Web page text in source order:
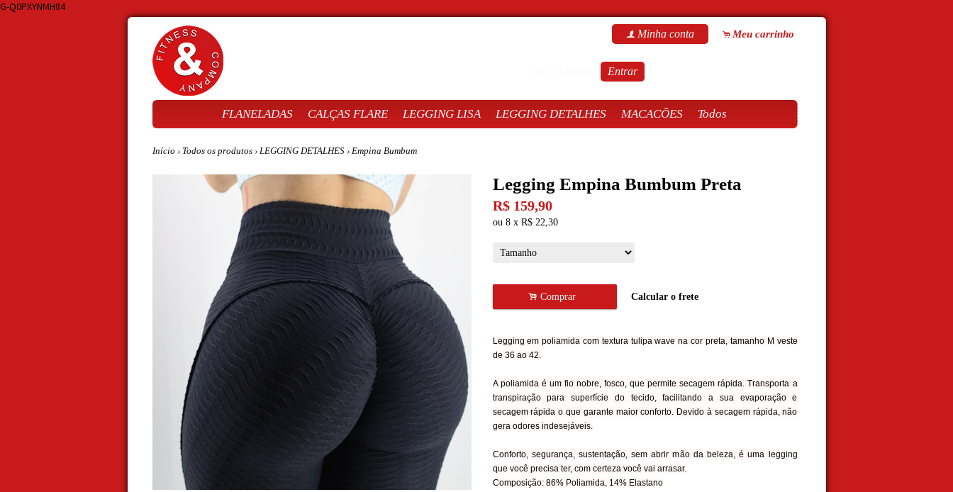
G-Q0PXYNMH84
f Minha conta . Meu carrinho
Entrar
FLANELADAS CALÇAS FLARE LEGGING LISA LEGGING DETALHES MACACÕES Todos
Início › Todos os produtos › LEGGING DETALHES › Empina Bumbum
Legging Empina Bumbum Preta
R$ 159,90
ou 8 x R$ 22,30
. Comprar Calcular o frete
Legging em poliamida com textura tulipa wave na cor preta, tamanho M veste
de 36 ao 42.
A poliamida é um fio nobre, fosco, que permite secagem rápida. Transporta a
transpiração para superfície do tecido, facilitando a sua evaporação e
secagem rápida o que garante maior conforto. Devido à secagem rápida, não
gera odores indesejáveis.
Conforto, segurança, sustentação, sem abrir mão da beleza, é uma legging
que você precisa ter, com certeza você vai arrasar.
Composição: 86% Poliamida, 14% Elastano